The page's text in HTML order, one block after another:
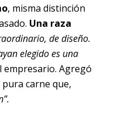
, misma distinción
Una raza
de diseño.
elegido es una
empresario. Agregó
carne que,